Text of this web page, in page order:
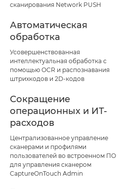
сканирования Network PUSH
Автоматическая
обработка
Усовершенствованная
интеллектуальная обработка с
помощью OCR и распознавания
штрихкодов и 2D-кодов
Сокращение
операционных и ИТ-
расходов
Централизованное управление
сканерами и профилями
пользователей во встроенном ПО
для управления сканером
CaptureOnTouch Admin